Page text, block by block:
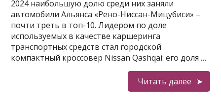
2024 наибольшую долю среди них заняли
автомобили Альянса «Рено-Ниссан-Мицубиси» –
почти треть в топ-10. Лидером по доле
используемых в качестве каршеринга
транспортных средств стал городской
компактный кроссовер Nissan Qashqai: его доля …
Читать далее